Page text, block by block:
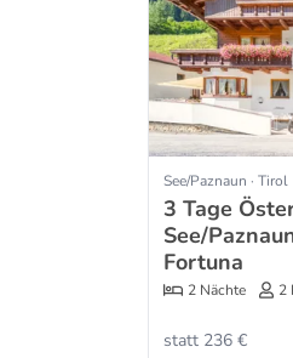
See/Paznaun · Tirol
3 Tage
See/
Fortuna
2 Nächte 2
statt 236 €